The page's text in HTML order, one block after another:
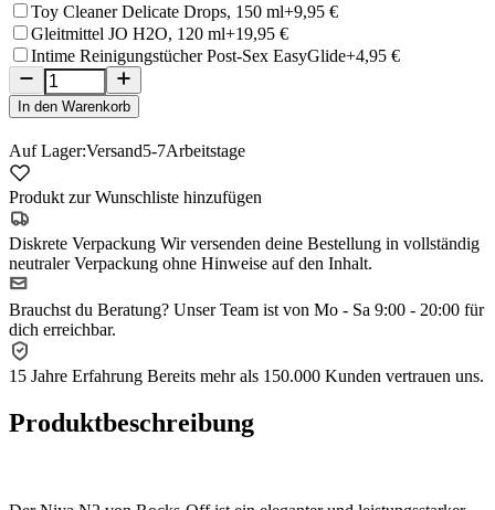
Toy Cleaner Delicate Drops, 150 ml+9,95 €
Gleitmittel JO H2O, 120 ml+19,95 €
Intime Reinigungstücher Post-Sex EasyGlide+4,95 €
In den Warenkorb
Auf Lager:Versand5-7Arbeitstage
Produkt zur Wunschliste hinzufügen
Diskrete Verpackung Wir versenden deine Bestellung in vollständig
neutraler Verpackung ohne Hinweise auf den Inhalt.
Brauchst du Beratung? Unser Team ist von Mo - Sa 9:00 - 20:00 für
dich erreichbar.
15 Jahre Erfahrung Bereits mehr als 150.000 Kunden vertrauen uns.
Produktbeschreibung